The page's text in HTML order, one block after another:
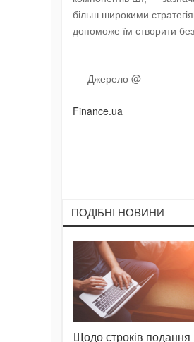
більш широкими
допоможе їм створити
Джерело @
Finance.ua
ПОДIБНI НОВИНИ
Щодо строків подання